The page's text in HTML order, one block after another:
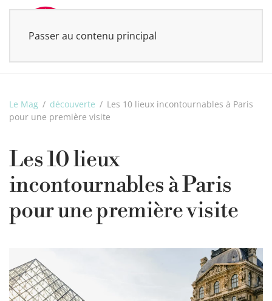
Passer au contenu principal
Le Mag découverte
Les 10 lieux incontournables à Paris
pour une première visite
Les 10 lieux
incontournables à Paris
pour une première visite